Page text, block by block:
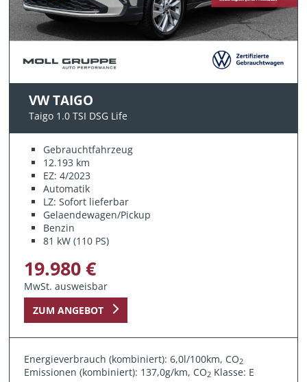
VW TAIGO
Taigo 1.0 TSI DSG Life
Gebrauchtfahrzeug
12.193 km
EZ: 4/2023
Automatik
LZ: Sofort lieferbar
Gelaendewagen/Pickup
Benzin
81 kW (110 PS)
19.980 €
MwSt. ausweisbar
ZUM ANGEBOT
Energieverbrauch (kombiniert): 6,0l/100km, CO2
Emissionen (kombiniert): 137,0g/km, CO2 Klasse: E